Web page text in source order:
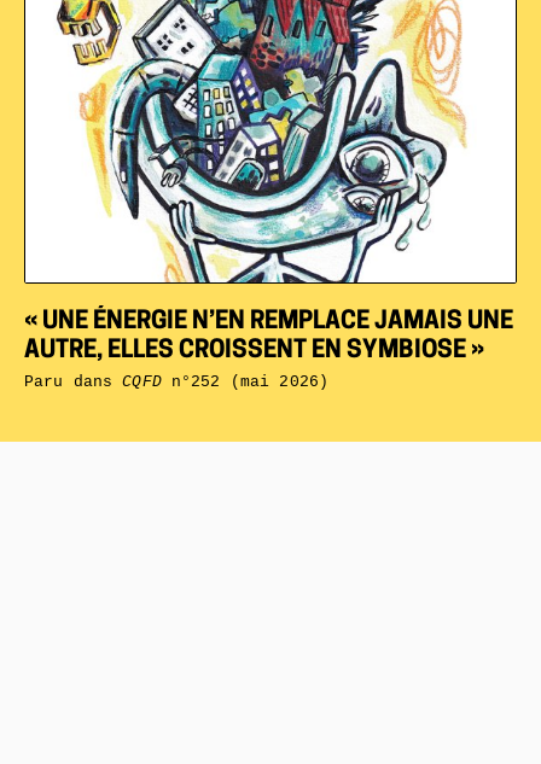
« UNE ÉNERGIE N’EN REMPLACE JAMAIS UNE
AUTRE, ELLES CROISSENT EN SYMBIOSE »
Paru dansCQFDn°252 (mai 2026)